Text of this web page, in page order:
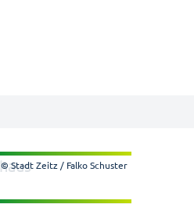
© Stadt Zeitz / Falko Schuster